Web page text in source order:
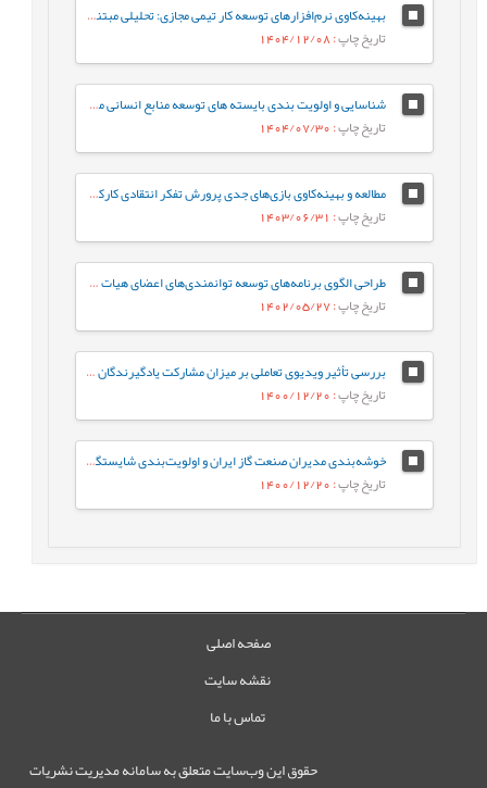
بهینه‌کاوی نرم‌افزار‌های توسعه کار تیمی مجازی: تحلیلی مبتنی بر تئوری پویایی‌های گروهی
تاریخ چاپ: 1404/12/08
شناسایی و اولویت بندی بایسته های توسعه منابع انسانی مبتنی بر مديريت شادابي منابع انسانی
تاریخ چاپ: 1404/07/30
مطالعه و بهینه‌کاوی بازی‌های جدی پرورش تفکر انتقادی کارکنان
تاریخ چاپ: 1403/06/31
طراحی الگوی برنامه‌های توسعه توانمندی‌های اعضای هیات علمی مبتنی بر فاوا
تاریخ چاپ: 1402/05/27
بررسی تأثیر ویديوی تعاملی بر میزان مشارکت یادگیرندگان به تفکیک سبک یادگیری آن‌ها
تاریخ چاپ: 1400/12/20
خوشه‌بندی مدیران صنعت گاز ایران و اولویت‌بندی شایستگی‌های مدیران مبتنی بر نتایج ارزیابی مدل تعالی سازمانی با رویکرد هوش مصنوعی
تاریخ چاپ: 1400/12/20
صفحه اصلی
نقشه سایت
تماس با ما
حقوق این وب‌سایت متعلق به سامانه مدیریت نشریات